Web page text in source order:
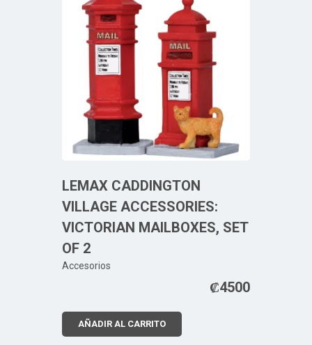
LEMAX CADDINGTON
VILLAGE ACCESSORIES:
VICTORIAN MAILBOXES, SET
OF 2
Accesorios
₡4500
AÑADIR AL CARRITO